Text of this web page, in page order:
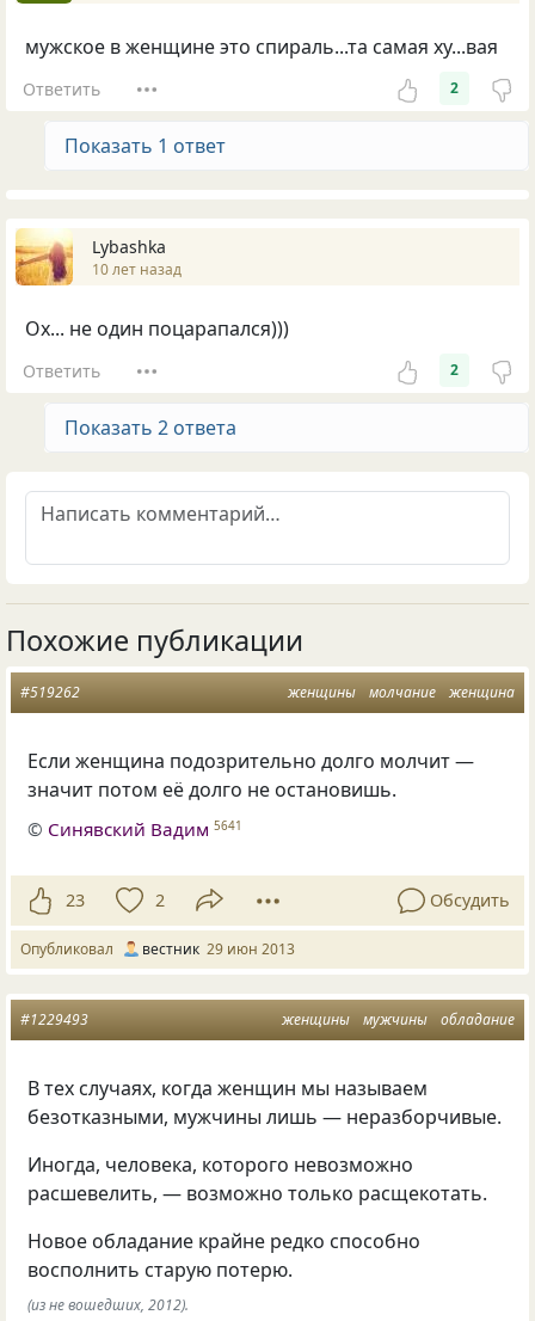
мужское в женщине это спираль...та самая ху...вая
Ответить 2
Показать 1 ответ
Lybashka
10 лет назад
Ох... не один поцарапался)))
Ответить 2
Показать 2 ответа
Похожие публикации
женщины молчание женщина
#519262
Если женщина подозрительно долго молчит —
значит потом её долго не остановишь.
© Синявский Вадим 5641
23 2 Обсудить
Опубликовал вестник 29 июн 2013
женщины мужчины обладание
#1229493
В тех случаях, когда женщин мы называем
безотказными, мужчины лишь — неразборчивые.
Иногда, человека, которого невозможно
расшевелить, — возможно только расщекотать.
Новое обладание крайне редко способно
восполнить старую потерю.
(из не вошедших, 2012).